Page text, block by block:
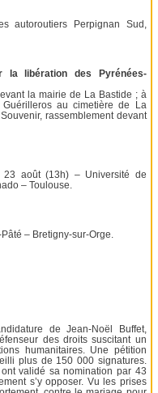
autoroutiers Perpignan Sud,
la libération des Pyrénées-
la mairie de La Bastide ; à
au cimetière de La
rassemblement devant
août (13h) – Université de
– Toulouse.
– Bretigny-sur-Orge.
de Jean-Noël Buffet,
des droits suscitant un
humanitaires. Une pétition
plus de 150 000 signatures.
validé sa nomination par 43
s’y opposer. Vu les prises